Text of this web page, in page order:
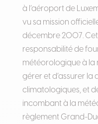
à l’aéroport de
vu sa mission
décembre 2007.
responsabilité de
météorologique à la
gérer et d’assurer la
climatologiques, et
incombant à la
règlement Grand-